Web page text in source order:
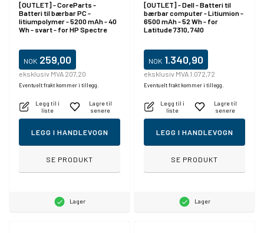
[OUTLET] - CoreParts -
Batteri til bærbar PC -
litiumpolymer - 5200 mAh - 40
Wh - svart - for HP Spectre
NOK 259,00
eksklusiv MVA 207,20
Eventuelt frakt kommer i tillegg.
Legg til i
liste
Lagre til
senere
LEGG I HANDLEVOGN
SE PRODUKT
Lager
[OUTLET] - Dell - Batteri til
bærbar computer - Litiumion -
6500 mAh - 52 Wh - for
Latitude 7310, 7410
NOK 1.340,90
eksklusiv MVA 1.072,72
Eventuelt frakt kommer i tillegg.
Legg til i
liste
Lagre til
senere
LEGG I HANDLEVOGN
SE PRODUKT
Lager